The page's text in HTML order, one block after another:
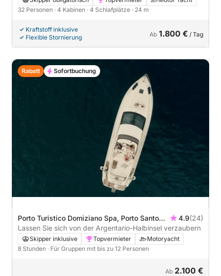
32 Personen · 4 Kabinen · 4 Schlafplätze · 24 m
Kraftstoff inklusive
Flexible Stornierung
Ab 1.800 € / Tag
Porto Turistico Domiziano Spa, Porto Santo
Stefano, Italien
4.9(24)
Lassen Sie sich von der Argentario-Halbinsel verzaubern
Skipper inklusive Topvermieter
Motoryacht
8 Stunden · Für Gruppen mit bis zu 12 Personen
Ab 2.100 €
Rabatt Sofortbuchung